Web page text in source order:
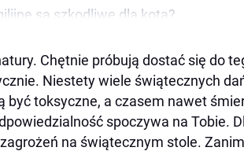
są szkodliwe dla kota?
dla kota?
jeść dań mącznych?
trujące w święta?
trującego?
Chętnie próbują dostać się do
Niestety wiele świątecznych
być toksyczne, a czasem nawet
spoczywa na Tobie.
na świątecznym stole.